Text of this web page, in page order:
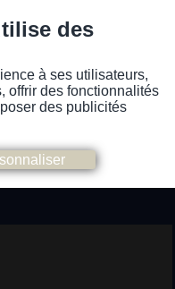
des
à ses utilisateurs,
offrir des fonctionnalités
des publicités
ou non-voyantes